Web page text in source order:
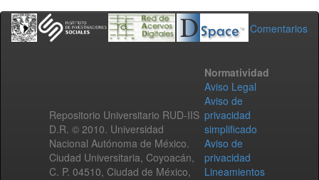
Comentarios
Repositorio Universitario RUD-IIS
D.R. © 2010. Universidad
Nacional Autónoma de México.
Ciudad Universitaria, Coyoacán,
C. P. 04510, Ciudad de México,
Normatividad
Aviso Legal
Aviso de
privacidad
simplificado
Aviso de
privacidad
Lineamientos